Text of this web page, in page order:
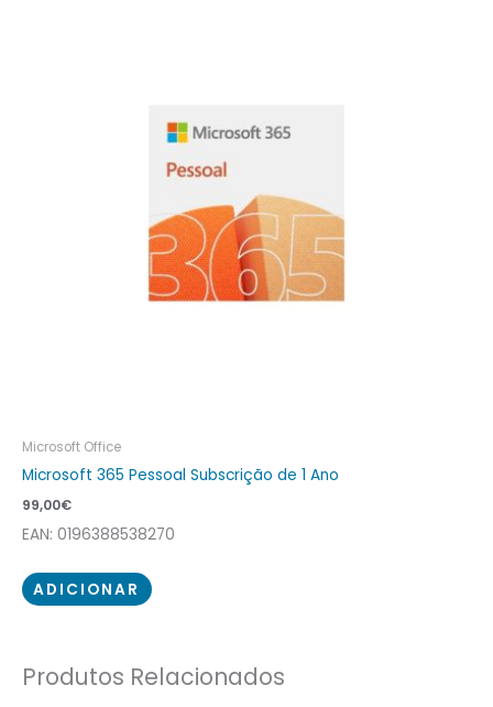
Microsoft Office
Microsoft 365 Pessoal Subscrição de 1 Ano
99,00€
EAN: 0196388538270
ADICIONAR
Produtos Relacionados